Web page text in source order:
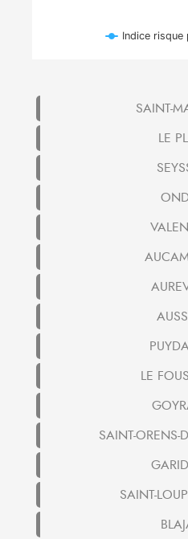
Indice risque
SAINT-
LE
LE
SAINT-ORENS-
SAINT-